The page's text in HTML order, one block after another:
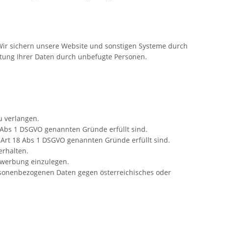
sichern unsere Website und sonstigen Systeme durch
Ihrer Daten durch unbefugte Personen.
verlangen.
1 DSGVO genannten Gründe erfüllt sind.
18 Abs 1 DSGVO genannten Gründe erfüllt sind.
einzulegen.
Daten gegen österreichisches oder